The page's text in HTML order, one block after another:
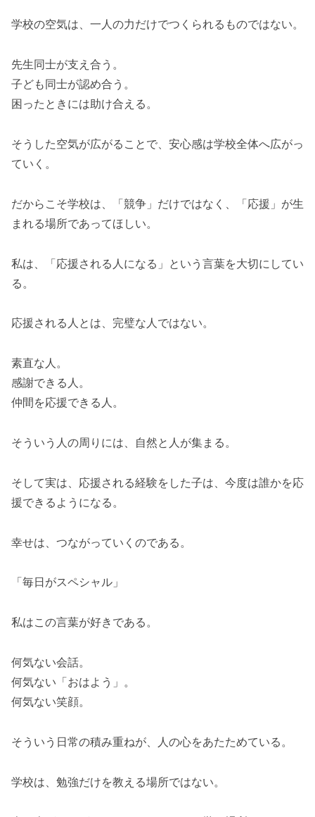
学校の空気は、一人の力だけでつくられるものではない。
先生同士が支え合う。
子ども同士が認め合う。
困ったときには助け合える。
そうした空気が広がることで、安心感は学校全体へ広がっ
ていく。
だからこそ学校は、「競争」だけではなく、「応援」が生
まれる場所であってほしい。
私は、「応援される人になる」という言葉を大切にしてい
る。
応援される人とは、完璧な人ではない。
素直な人。
感謝できる人。
仲間を応援できる人。
そういう人の周りには、自然と人が集まる。
そして実は、応援される経験をした子は、今度は誰かを応
援できるようになる。
幸せは、つながっていくのである。
「毎日がスペシャル」
私はこの言葉が好きである。
何気ない会話。
何気ない「おはよう」。
何気ない笑顔。
そういう日常の積み重ねが、人の心をあたためている。
学校は、勉強だけを教える場所ではない。